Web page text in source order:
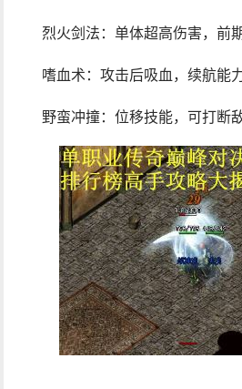
烈火剑法：单体超高伤害，前
嗜血术：攻击后吸血，续航能
野蛮冲撞：位移技能，可打断